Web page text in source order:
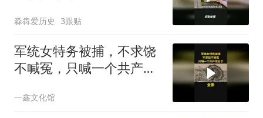
淼犇爱历史 3跟贴
军统女特务被捕，不求饶
不喊冤，只喊一个共产党
一鑫文化馆